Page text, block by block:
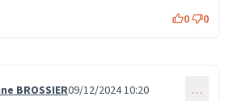
0 0
BROSSIER09/12/2024 10:20 …